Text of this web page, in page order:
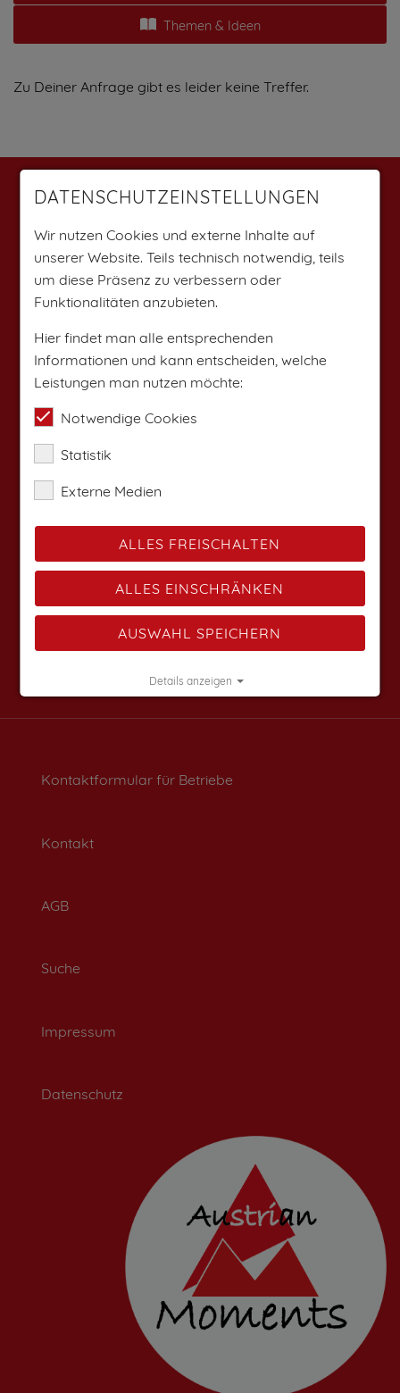
Themen & Ideen
Zu Deiner Anfrage gibt es leider keine Treffer.
Weitere Angebote findest du auf:
Kontaktformular für Betriebe
Kontakt
AGB
Suche
Impressum
Datenschutz
DATENSCHUTZEINSTELLUNGEN
Wir nutzen Cookies und externe Inhalte auf
unserer Website. Teils technisch notwendig, teils
um diese Präsenz zu verbessern oder
Funktionalitäten anzubieten.
Hier findet man alle entsprechenden
Informationen und kann entscheiden, welche
Leistungen man nutzen möchte:
Notwendige Cookies
Statistik
Externe Medien
ALLES FREISCHALTEN
ALLES EINSCHRÄNKEN
AUSWAHL SPEICHERN
Details anzeigen
Impressum|Datenschutz